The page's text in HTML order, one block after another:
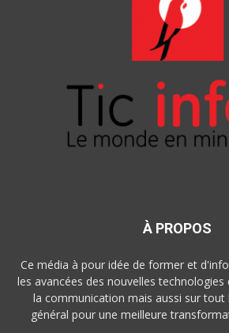
À PROPOS
Ce média à pour idée de former et
les avancées des nouvelles
la communication mais aussi sur
général pour une meilleure